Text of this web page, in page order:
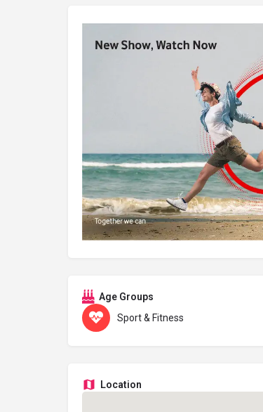
Age Groups
Sport & Fitness
Location